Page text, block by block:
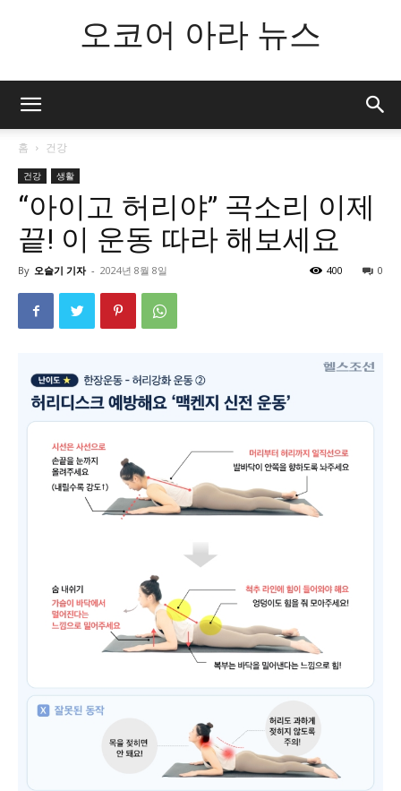
오코어 아라 뉴스
홈 건강
건강 생활
“아이고 허리야” 곡소리 이제
끝! 이 운동 따라 해보세요
By 오슬기 기자 - 2024년 8월 8일 0
400